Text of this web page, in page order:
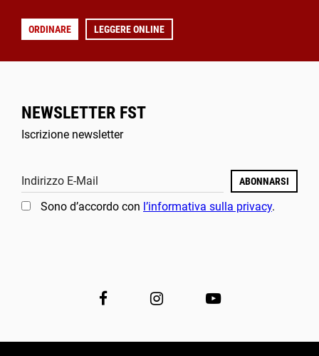
ORDINARE LEGGERE ONLINE
NEWSLETTER FST
Iscrizione newsletter
Indirizzo E-Mail ABONNARSI
Sono d’accordo con l’informativa sulla privacy.